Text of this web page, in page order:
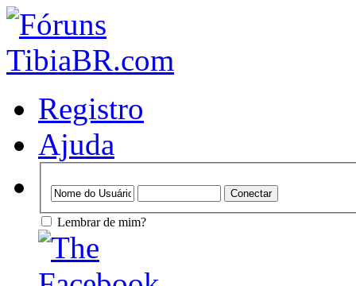
Registro
Ajuda
Lembrar de mim?